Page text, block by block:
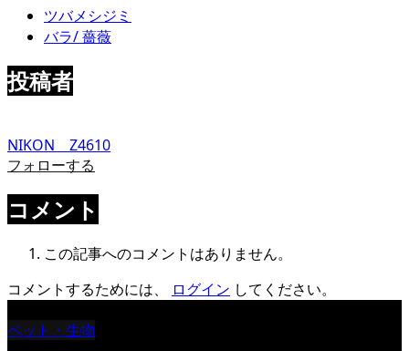
ツバメシジミ
バラ/ 薔薇
投稿者
NIKON Z4610
フォローする
コメント
この記事へのコメントはありません。
コメントするためには、
ログイン してください。
ペット・生物